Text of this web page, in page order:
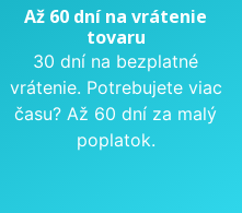
Až 60 dní na vrátenie
tovaru
30 dní na bezplatné
vrátenie. Potrebujete viac
času? Až 60 dní za malý
poplatok.